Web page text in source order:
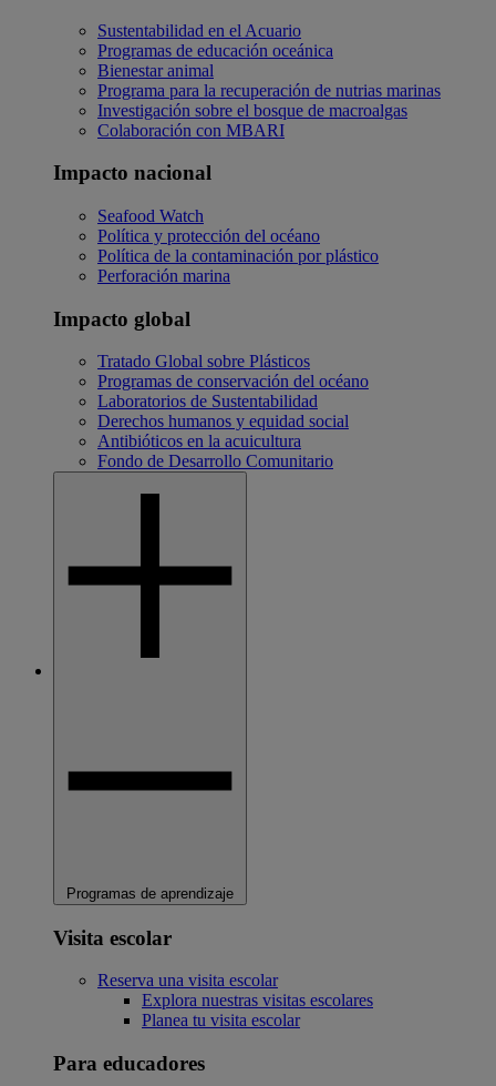
Sustentabilidad en el Acuario
Programas de educación oceánica
Bienestar animal
Programa para la recuperación de nutrias marinas
Investigación sobre el bosque de macroalgas
Colaboración con MBARI
Impacto nacional
Seafood Watch
Política y protección del océano
Política de la contaminación por plástico
Perforación marina
Impacto global
Tratado Global sobre Plásticos
Programas de conservación del océano
Laboratorios de Sustentabilidad
Derechos humanos y equidad social
Antibióticos en la acuicultura
Fondo de Desarrollo Comunitario
Programas de aprendizaje
Visita escolar
Reserva una visita escolar
Explora nuestras visitas escolares
Planea tu visita escolar
Para educadores